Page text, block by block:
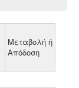
Μεταβολή ή
Απόδοση